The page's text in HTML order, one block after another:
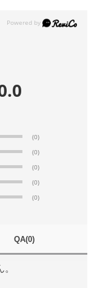
(0)
(0)
(0)
(0)
(0)
QA(0)